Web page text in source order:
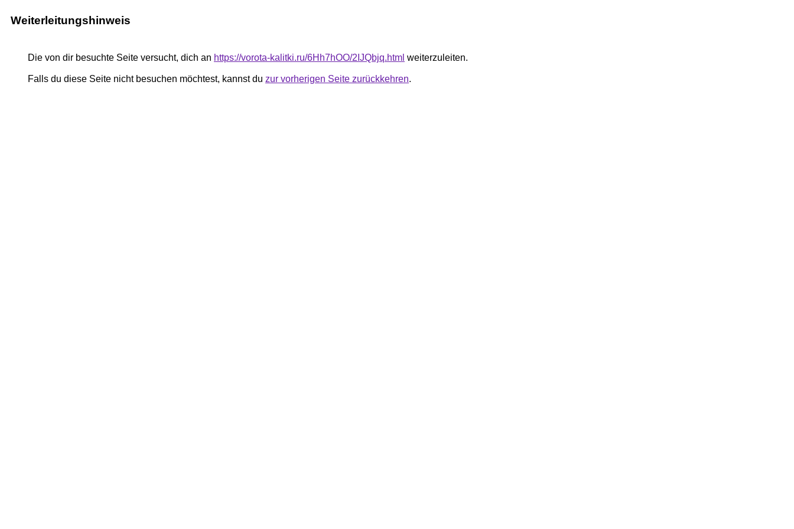
Weiterleitungshinweis
Die von dir besuchte Seite versucht, dich an https://vorota-kalitki.ru/6Hh7hOO/2IJQbjq.html weiterzuleiten.
Falls du diese Seite nicht besuchen möchtest, kannst du zur vorherigen Seite zurückkehren.